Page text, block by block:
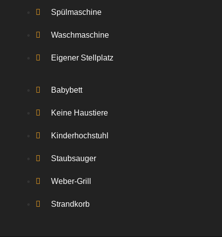
Spülmaschine
Waschmaschine
Eigener Stellplatz
Babybett
Keine Haustiere
Kinderhochstuhl
Staubsauger
Weber-Grill
Strandkorb